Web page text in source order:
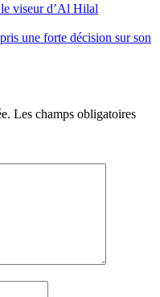
viseur d’Al Hilal
une forte décision sur son
Les champs obligatoires